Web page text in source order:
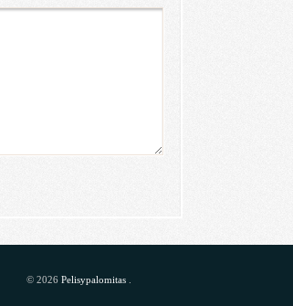
© 2026 Pelisypalomitas